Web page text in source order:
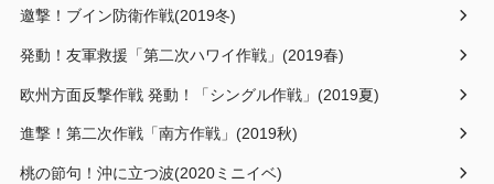
邀撃！ブイン防衛作戦(2019冬)
発動！友軍救援「第二次ハワイ作戦」(2019春)
欧州方面反撃作戦 発動！「シングル作戦」(2019夏)
進撃！第二次作戦「南方作戦」(2019秋)
桃の節句！沖に立つ波(2020ミニイベ)